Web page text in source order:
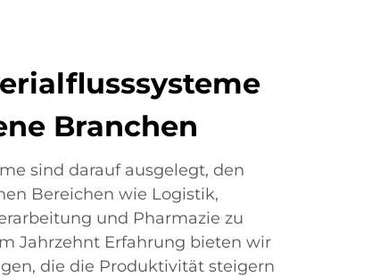
Branchen
sind darauf ausgelegt, den
Bereichen wie Logistik,
und Pharmazie zu
Jahrzehnt Erfahrung bieten wir
die die Produktivität steigern